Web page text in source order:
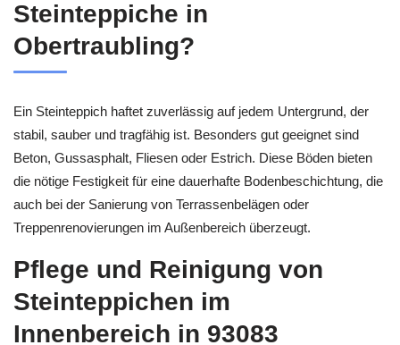
Steinteppiche in
Obertraubling?
Ein Steinteppich haftet zuverlässig auf jedem Untergrund, der
stabil, sauber und tragfähig ist. Besonders gut geeignet sind
Beton, Gussasphalt, Fliesen oder Estrich. Diese Böden bieten
die nötige Festigkeit für eine dauerhafte Bodenbeschichtung, die
auch bei der Sanierung von Terrassenbelägen oder
Treppenrenovierungen im Außenbereich überzeugt.
Pflege und Reinigung von
Steinteppichen im
Innenbereich in 93083